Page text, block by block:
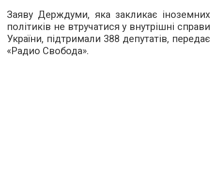
Заяву Держдуми, яка закликає іноземних
політиків не втручатися у внутрішні справи
України, підтримали 388 депутатів, передає
«Радио Свобода».